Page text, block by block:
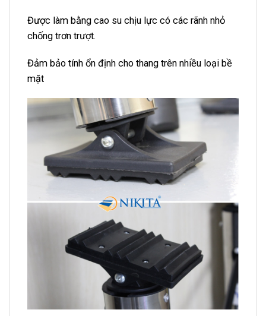
Được làm bằng cao su chịu lực có các rãnh nhỏ
chống trơn trượt.
Đảm bảo tính ổn định cho thang trên nhiều loại bề
mặt